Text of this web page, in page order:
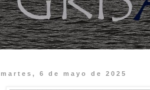
martes, 6 de mayo de 2025